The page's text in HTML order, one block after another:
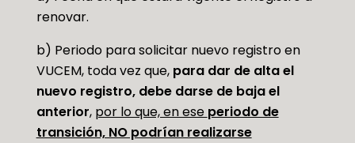
renovar.
b) Periodo para solicitar nuevo registro en
VUCEM, toda vez que, para dar de alta el
nuevo registro, debe darse de baja el
anterior, por lo que, en ese periodo de
transición, NO podrían realizarse